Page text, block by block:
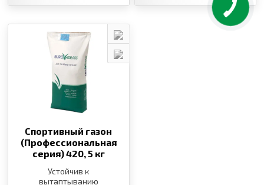
Спортивный газон
(Профессиональная
серия) 420,5 кг
Устойчив к
вытаптыванию